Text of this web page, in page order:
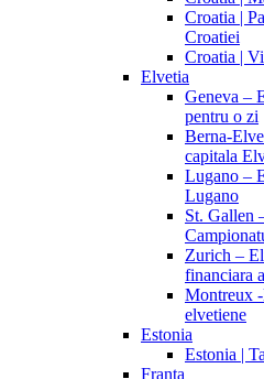
Croatia |
Croatiei
Croatia |
Elvetia
Geneva –
pentru o zi
Berna-
capitala
Lugano –
Lugano
St. Gallen
Zurich –
financiara
Montreux
elvetiene
Estonia
Estonia |
Franta